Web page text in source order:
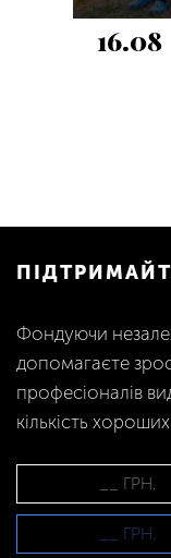
16.08
Фондуючи
допомагаєте
професіоналів
кількість